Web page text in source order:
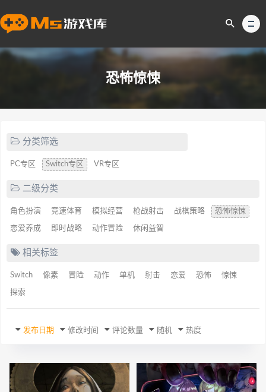
恐怖惊悚
分类筛选
PC专区 Switch专区 VR专区
二级分类
角色扮演 竞速体育 模拟经营 枪战射击 战棋策略 恐怖惊悚
恋爱养成 即时战略 动作冒险 休闲益智
相关标签
Switch 像素 冒险 动作 单机 射击 恋爱 恐怖 惊悚
探索
发布日期 修改时间 评论数量 随机 热度